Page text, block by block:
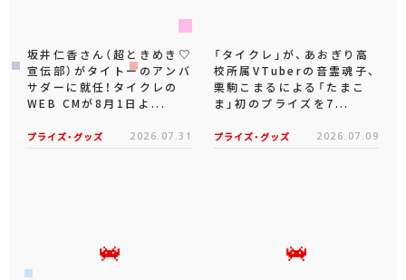
坂井仁香さん（超ときめき♡
宣伝部）がタイトーのアンバ
サダーに就任！タイクレの
WEB CMが8月1日よ...
プライズ・グッズ 2026.07.31
「タイクレ」が、あおぎり高
校所属VTuberの音霊魂子、
栗駒こまるによる「たまこ
ま」初のプライズを7...
プライズ・グッズ 2026.07.09